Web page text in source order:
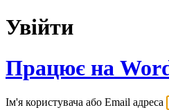
Увійти
Працює на
Ім'я користувача або Email адреса